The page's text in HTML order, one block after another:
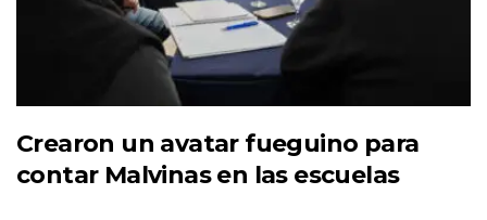
Crearon un avatar fueguino para
contar Malvinas en las escuelas